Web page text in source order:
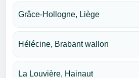
Grâce-Hollogne, Liège
Hélécine, Brabant wallon
La Louvière, Hainaut